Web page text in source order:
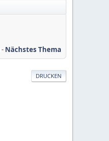
- Nächstes Thema
DRUCKEN